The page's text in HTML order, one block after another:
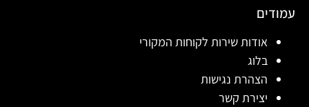
עמודים
אודות שירות לקוחות המקורי
בלוג
הצהרת נגישות
יצירת קשר